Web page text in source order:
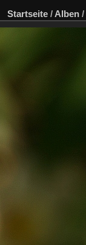
Startseite / Alben /